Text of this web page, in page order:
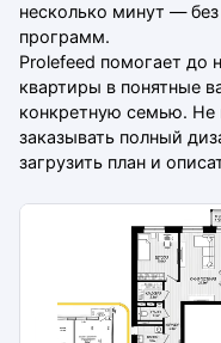
несколько минут —
программ.
Prolefeed помогает до
квартиры в понятные
конкретную семью. Не
заказывать полный
загрузить план и